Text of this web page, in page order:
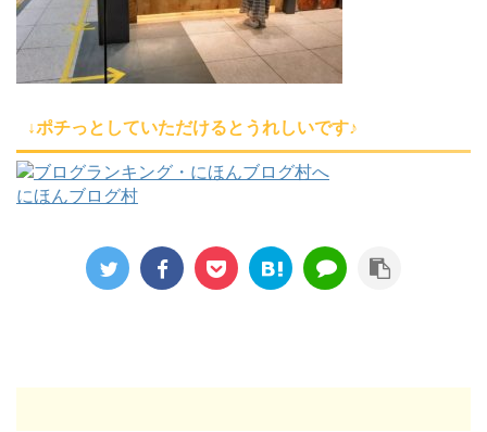
↓ポチっとしていただけるとうれしいです♪
にほんブログ村